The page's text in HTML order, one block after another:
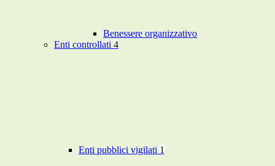
Benessere organizzativo
Enti controllati 4
Enti pubblici vigilati 1